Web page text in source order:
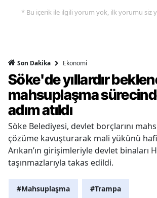
* Bu içerik ile ilgili yorum yok, ilk yorumu siz
Son Dakika Ekonomi
Söke'de yıllardır
mahsuplaşma
adım atıldı
Söke Belediyesi, devlet borçlarını
çözüme kavuşturarak mali yükünü
Arıkan’ın girişimleriyle devlet binaları
taşınmazlarıyla takas edildi.
#Mahsuplaşma #Trampa